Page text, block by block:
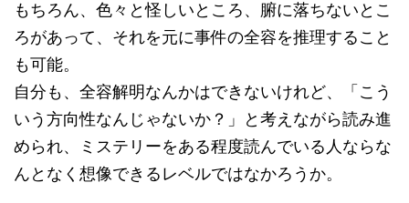
もちろん、色々と怪しいところ、腑に落ちないとこ
ろがあって、それを元に事件の全容を推理すること
も可能。
自分も、全容解明なんかはできないけれど、「こう
いう方向性なんじゃないか？」と考えながら読み進
められ、ミステリーをある程度読んでいる人ならな
んとなく想像できるレベルではなかろうか。